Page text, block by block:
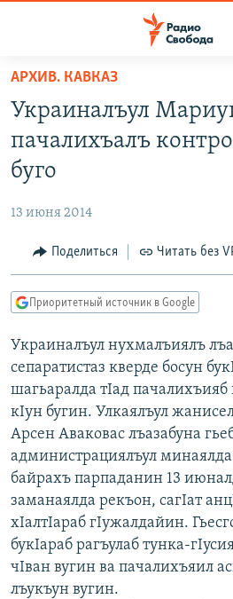
упрощенного
доступа
основному
Вернутся
Вернутся
поиску
ПОДКАСТЫ
АВТОРСКИЕ ПРОЕКТЫ
МНЕНИЯ
КУЛЬТУРА
КАВКАЗ.РЕАЛИИ
СЕВЕР.РЕАЛИИ
СИБИРЬ.РЕАЛИИ
РАСПИСАНИЕ ВЕЩАНИЯ
ПОДПИШИТЕСЬ НА РАССЫЛКУ
АРХИВ. КАВКАЗ
Украиналъул
пачалихъалъ
буго
13 июня 2014
Поделиться Читать без
Приоритетный источник в Google
Украиналъул нухмалъиялъ
сепаратистаз кверде босун
шагьаралда тIад пачалихъияб
кIун бугин. Улкаялъул
Арсен Аваковас лъазабуна
администрациялъул
байрахъ парпаданин 13
заманаялда рекъон, сагIат
хIалтIараб гIужалдайин.
букIараб рагъулаб тунка-
чIван вугин ва пачалихъяил
лъукъун вугин.